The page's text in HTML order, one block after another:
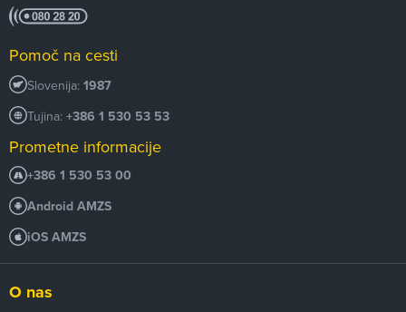
Pomoč na cesti
Slovenija: 1987
Tujina: +386 1 530 53 53
Prometne informacije
+386 1 530 53 00
Android AMZS
iOS AMZS
O nas